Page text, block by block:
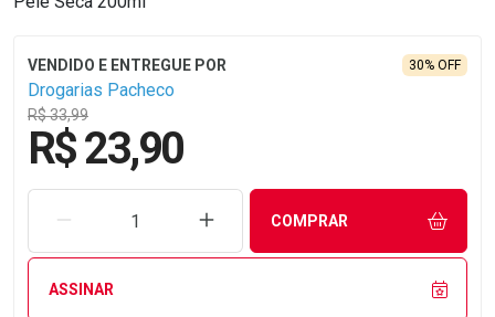
Drogarias Pacheco
R$ 33,99
30% OFF
R$ 23,90
REMOVER UMA UNIDADEAUMENTAR UMA UNIDADE
COMPRAR
ASSINAR